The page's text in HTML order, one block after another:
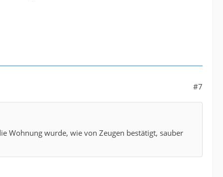
#7
Wohnung wurde, wie von Zeugen bestätigt, sauber